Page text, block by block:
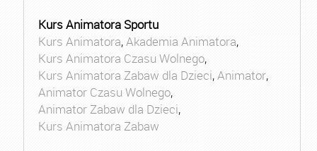
Kurs Animatora Sportu
Kurs Animatora,Akademia Animatora,
Kurs Animatora Czasu Wolnego,
Kurs Animatora Zabaw dla Dzieci,Animator,
Animator Czasu Wolnego,
Animator Zabaw dla Dzieci,
Kurs Animatora Zabaw